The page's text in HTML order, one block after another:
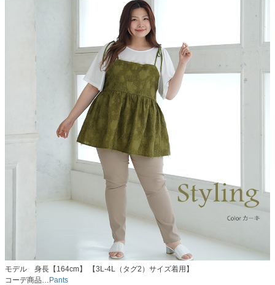
モデル 身長【164cm】 【3L-4L（タグ2）サイズ着用】
コーデ商品… Pants